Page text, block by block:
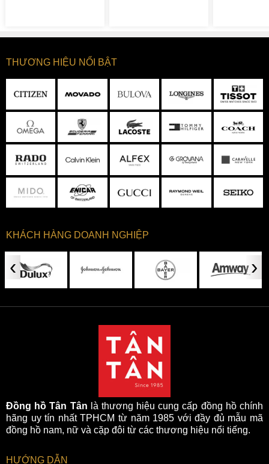
TỔNG HỢP ƯU ĐIỂM CỦA ĐỒNG HỒ MOVADO 0607269
✓ BST Movado Museum Classic với thiết kế đơn giản, tinh
tế và sang trọng.
✓ Mặt số trơn đen tuyền nổi bật “một chấm hai kim” đặc
trưng của Movado.
✓ Mặt kính sapphire chịu lực tốt, chống trầy xước hiệu quả.
xác.
✓ Độ chống nước WR30 hỗ trợ đi mưa, rửa tay.
THƯƠNG HIỆU NỔI BẬT
KHÁCH HÀNG DOANH NGHIỆP
‹ ›
Đồng hồ Tân Tân là thương hiệu cung cấp đồng hồ chính
hãng uy tín nhất TPHCM từ năm 1985 với đầy đủ mẫu mã
đồng hồ nam, nữ và cặp đôi từ các thương hiệu nổi tiếng.
HƯỚNG DẪN